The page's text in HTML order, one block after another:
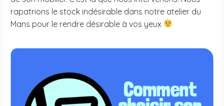
rapatrions le stock indésirable dans notre atelier du
Mans pour le rendre désirable à vos yeux